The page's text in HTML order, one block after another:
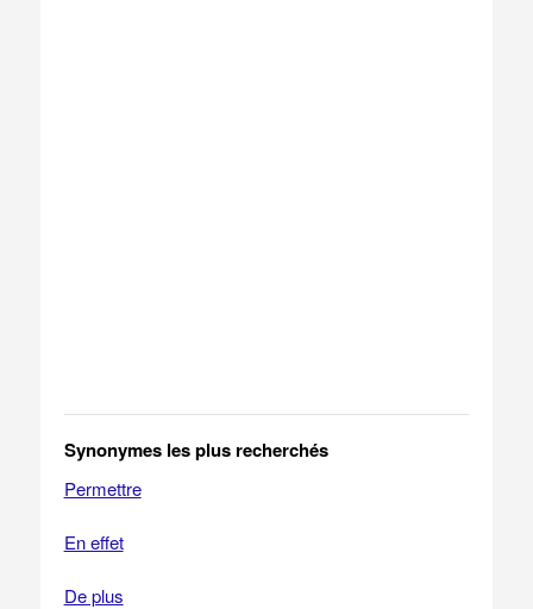
Synonymes les plus recherchés
Permettre
En effet
De plus